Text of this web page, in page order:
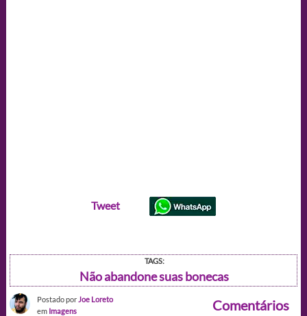
Tweet
TAGS:
Não abandone suas bonecas
Postado por Joe Loreto
em Imagens Comentários